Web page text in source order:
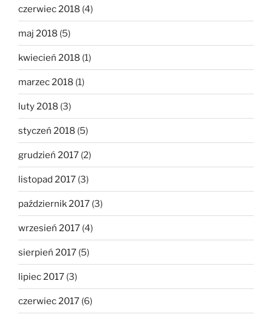
czerwiec 2018 (4)
maj 2018 (5)
kwiecień 2018 (1)
marzec 2018 (1)
luty 2018 (3)
styczeń 2018 (5)
grudzień 2017 (2)
listopad 2017 (3)
październik 2017 (3)
wrzesień 2017 (4)
sierpień 2017 (5)
lipiec 2017 (3)
czerwiec 2017 (6)